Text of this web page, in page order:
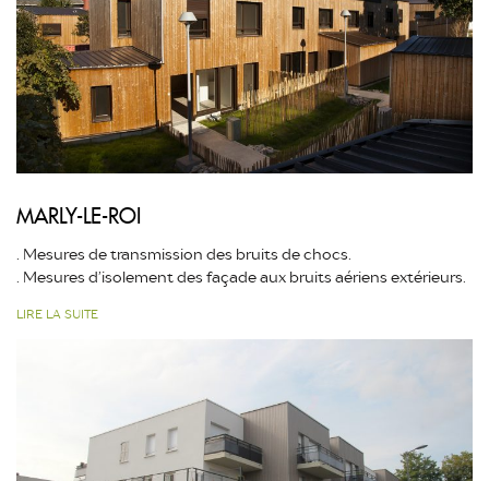
MARLY-LE-ROI
. Mesures de transmission des bruits de chocs.
. Mesures d’isolement des façade aux bruits aériens extérieurs.
LIRE LA SUITE